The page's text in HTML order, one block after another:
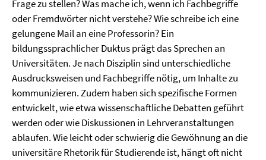
Frage zu stellen? Was mache ich, wenn ich Fachbegriffe
oder Fremdwörter nicht verstehe? Wie schreibe ich eine
gelungene Mail an eine Professorin?Ein
bildungssprachlicher Duktus prägt das Sprechen an
Universitäten. Je nach Disziplin sind unterschiedliche
Ausdrucksweisen und Fachbegriffe nötig, um Inhalte zu
kommunizieren. Zudem haben sich spezifische Formen
entwickelt, wie etwa wissenschaftliche Debatten geführt
werden oder wie Diskussionen in Lehrveranstaltungen
ablaufen.Wie leicht oder schwierig die Gewöhnung an die
universitäre Rhetorik für Studierende ist, hängt oft nicht